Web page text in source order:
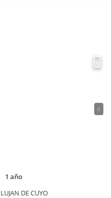
0
1 año
DE CUYO